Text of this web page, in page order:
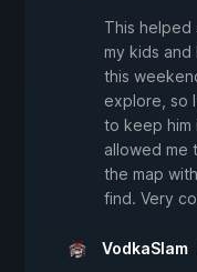
This helped
my kids
this
explore, so
to keep him
allowed me
the map
find. Very
VodkaSlam